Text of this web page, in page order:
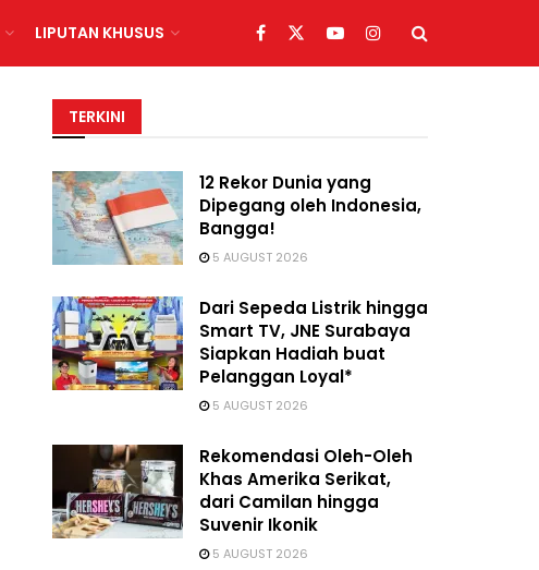
LIPUTAN KHUSUS
TERKINI
12 Rekor Dunia yang
Dipegang oleh Indonesia,
Bangga!
5 AUGUST 2026
Dari Sepeda Listrik hingga
Smart TV, JNE Surabaya
Siapkan Hadiah buat
Pelanggan Loyal*
5 AUGUST 2026
Rekomendasi Oleh-Oleh
Khas Amerika Serikat,
dari Camilan hingga
Suvenir Ikonik
5 AUGUST 2026